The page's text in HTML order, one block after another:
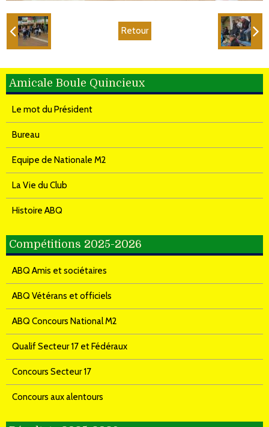
Retour
Amicale Boule Quincieux
Le mot du Président
Bureau
Equipe de Nationale M2
La Vie du Club
Histoire ABQ
Compétitions 2025-2026
ABQ Amis et sociétaires
ABQ Vétérans et officiels
ABQ Concours National M2
Qualif Secteur 17 et Fédéraux
Concours Secteur 17
Concours aux alentours